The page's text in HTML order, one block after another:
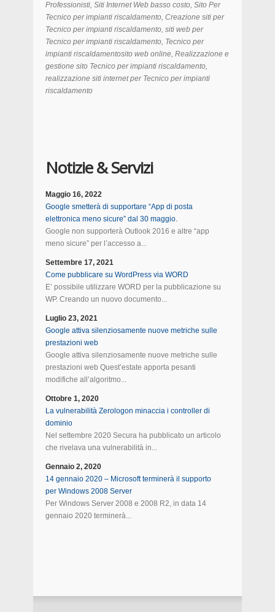
Professionisti, Siti Internet Web basso costo, Sito Per
Tecnico per impianti riscaldamento, Creazione siti per
Tecnico per impianti riscaldamento, siti web per
Tecnico per impianti riscaldamento, Tecnico per
impianti riscaldamentosito web online, Realizzazione e
gestione sito Tecnico per impianti riscaldamento,
realizzazione siti internet per Tecnico per impianti
riscaldamento
Notizie & Servizi
Maggio 16, 2022
Google smetterà di supportare “App di posta
elettronica meno sicure” dal 30 maggio.
Google non supporterà Outlook 2016 e altre “app
meno sicure” per l’accesso a...
Settembre 17, 2021
Come pubblicare su WordPress via WORD
E’ possibile utilizzare WORD per la pubblicazione su
WP. Creando un nuovo documento...
Luglio 23, 2021
Google attiva silenziosamente nuove metriche sulle
prestazioni web
Google attiva silenziosamente nuove metriche sulle
prestazioni web Quest’estate apporta pesanti
modifiche all’algoritmo...
Ottobre 1, 2020
La vulnerabilità Zerologon minaccia i controller di
dominio
Nel settembre 2020 Secura ha pubblicato un articolo
che rivelava una vulnerabilità in...
Gennaio 2, 2020
14 gennaio 2020 – Microsoft terminerà il supporto
per Windows 2008 Server
Per Windows Server 2008 e 2008 R2, in data 14
gennaio 2020 terminerà...